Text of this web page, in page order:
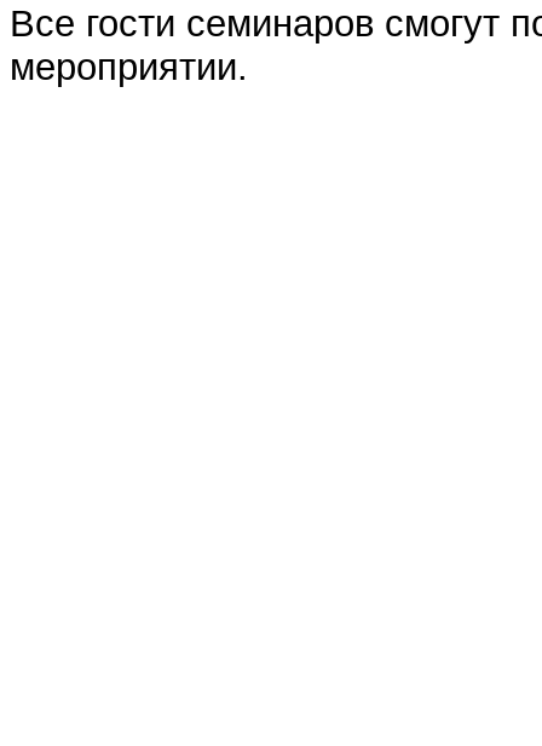
Все гости семинаров смогут
мероприятии.